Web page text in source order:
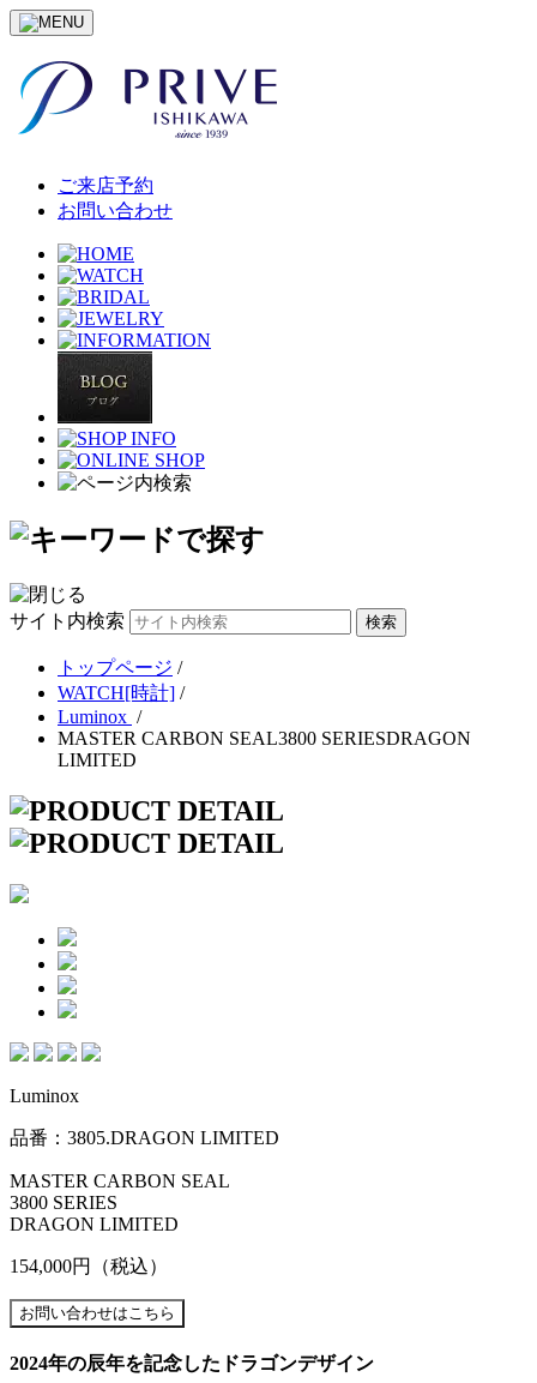
ご来店予約
お問い合わせ
サイト内検索
トップページ /
WATCH[時計] /
Luminox /
MASTER CARBON SEAL3800 SERIESDRAGON
LIMITED
Luminox
品番：3805.DRAGON LIMITED
MASTER CARBON SEAL
3800 SERIES
DRAGON LIMITED
154,000円 （税込）
2024年の辰年を記念したドラゴンデザイン